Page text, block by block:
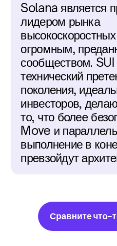
Solana является
лидером рынка
огромным,
сообществом.
технический
поколения,
инвесторов,
то, что более
Move и
выполнение в
превзойдут
Сравните что-